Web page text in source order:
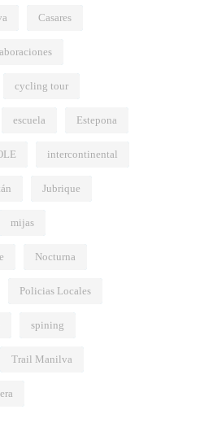
al
de
Casares
cycling tour
escuela Estepona
intercontinental
Jubrique
mijas
Nocturna
Policias Locales
spining
Trail Manilva